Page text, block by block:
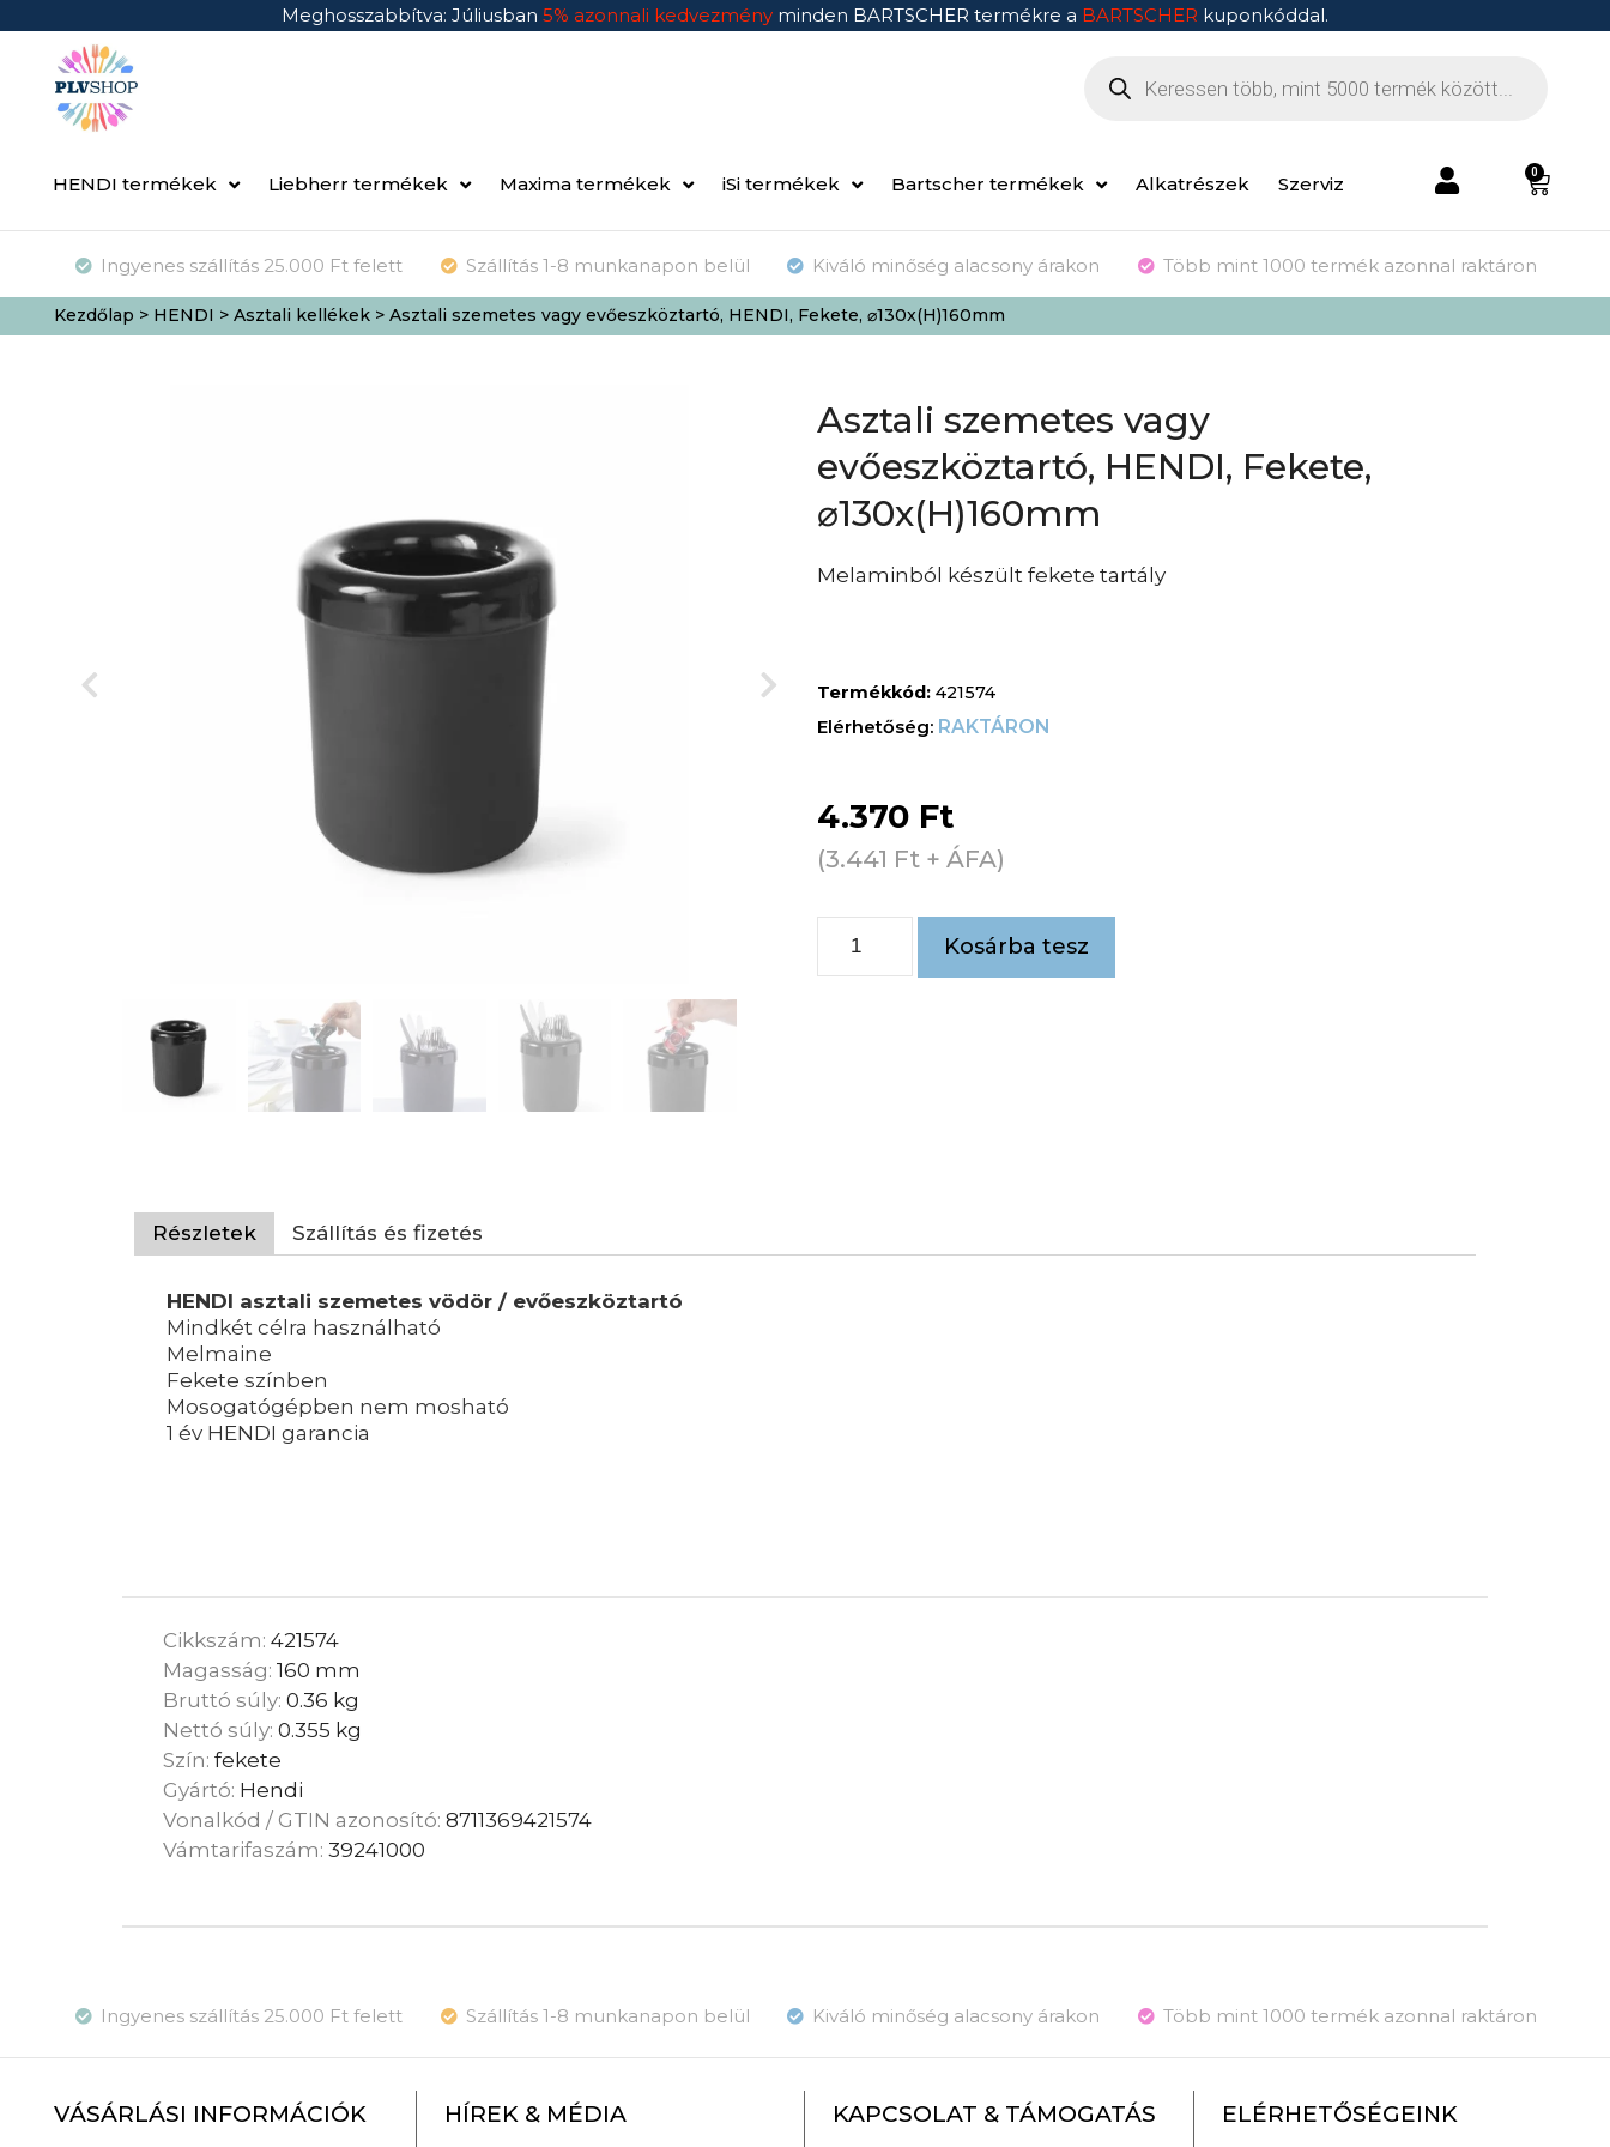
Meghosszabbítva: Júliusban 5% azonnali kedvezmény minden BARTSCHER termékre a BARTSCHER kuponkóddal.
HENDI termékek Liebherr termékek Maxima termékek iSi termékek Bartscher termékek Alkatrészek Szerviz
0
Ingyenes szállítás 25.000 Ft felett Szállítás 1-8 munkanapon belül Kiváló minőség alacsony árakon Több mint 1000 termék azonnal raktáron
Kezdőlap > HENDI > Asztali kellékek> Asztali szemetes vagy evőeszköztartó, HENDI, Fekete, ⌀130x(H)160mm
Asztali szemetes vagy
evőeszköztartó, HENDI, Fekete,
⌀130x(H)160mm
Melaminból készült fekete tartály
Termékkód: 421574
RAKTÁRON
4.370 Ft
(3.441 Ft + ÁFA)
Kosárba tesz
Részletek Szállítás és fizetés
HENDI asztali szemetes vödör / evőeszköztartó
Mindkét célra használható
Melmaine
Fekete színben
Mosogatógépben nem mosható
1 év HENDI garancia
Cikkszám:421574
Magasság:160 mm
Bruttó súly:0.36 kg
Nettó súly:0.355 kg
Szín:fekete
Gyártó: Hendi
Vonalkód / GTIN azonosító:8711369421574
Vámtarifaszám:39241000
Ingyenes szállítás 25.000 Ft felett Szállítás 1-8 munkanapon belül Kiváló minőség alacsony árakon Több mint 1000 termék azonnal raktáron
VÁSÁRLÁSI INFORMÁCIÓK HÍREK & MÉDIA KAPCSOLAT & TÁMOGATÁS ELÉRHETŐSÉGEINK